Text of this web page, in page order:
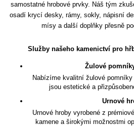
samostatné hrobové prvky. Náš tým
osadí krycí desky, rámy, sokly, nápisní
mísy a další doplňky přesně
Služby našeho kamenictví pro
Žulové
Nabízíme kvalitní žulové
jsou estetické a
Urnové
Urnové hroby vyrobené z
kamene a širokými možnostmi